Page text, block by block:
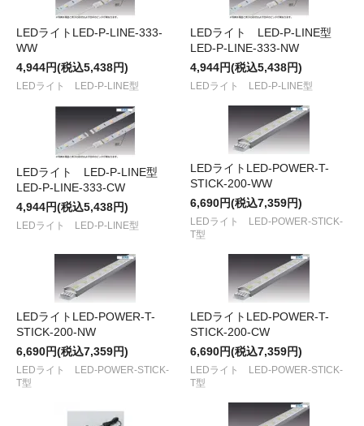
LEDライトLED-P-LINE-333-
WW
4,944円(税込5,438円)
LEDライト LED-P-LINE型
LEDライト LED-P-LINE型
LED-P-LINE-333-NW
4,944円(税込5,438円)
LEDライト LED-P-LINE型
LEDライト LED-P-LINE型
LED-P-LINE-333-CW
4,944円(税込5,438円)
LEDライト LED-P-LINE型
LEDライトLED-POWER-T-
STICK-200-WW
6,690円(税込7,359円)
LEDライト LED-POWER-STICK-
T型
LEDライトLED-POWER-T-
STICK-200-NW
6,690円(税込7,359円)
LEDライト LED-POWER-STICK-
T型
LEDライトLED-POWER-T-
STICK-200-CW
6,690円(税込7,359円)
LEDライト LED-POWER-STICK-
T型